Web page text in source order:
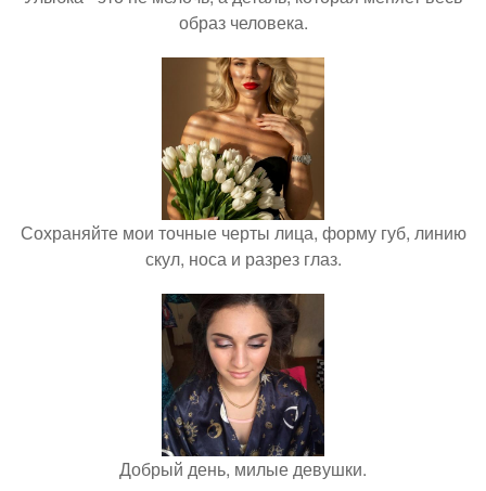
образ человека.
Сохраняйте мои точные черты лица, форму губ, линию
скул, носа и разрез глаз.
Добрый день, милые девушки.